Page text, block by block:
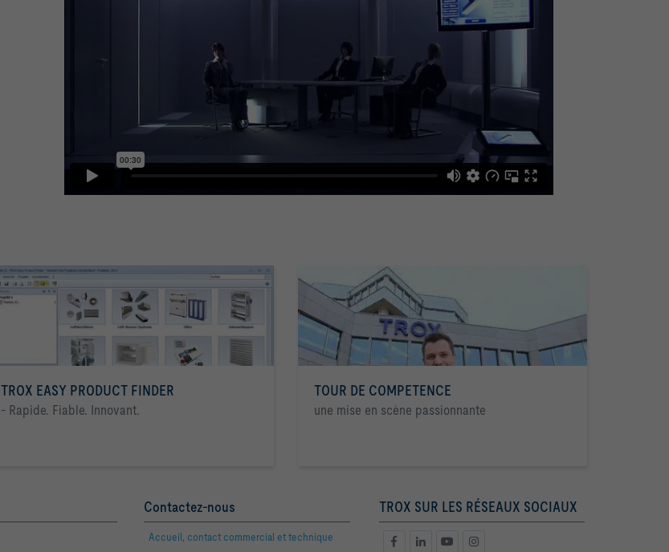
TROX EASY PRODUCT FINDER
- Rapide. Fiable. Innovant.
TOUR DE COMPETENCE
une mise en scène passionnante
Contactez-nous
Accueil, contact commercial et technique
TROX SUR LES RÉSEAUX SOCIAUX